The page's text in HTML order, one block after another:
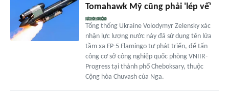
Tomahawk Mỹ cũng phải 'lép vế'
Tổng thống Ukraine Volodymyr Zelensky xác
nhận lực lượng nước này đã sử dụng tên lửa
tầm xa FP-5 Flamingo tự phát triển, để tấn
công cơ sở công nghiệp quốc phòng VNIIR-
Progress tại thành phố Cheboksary, thuộc
Cộng hòa Chuvash của Nga.